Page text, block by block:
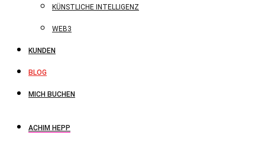
KÜNSTLICHE INTELLIGENZ
WEB3
KUNDEN
BLOG
MICH BUCHEN
ACHIM HEPP